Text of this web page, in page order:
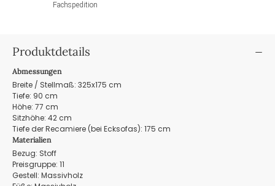
Fachspedition
Produktdetails
Abmessungen
Breite / Stellmaß: 325x175 cm
Tiefe: 90 cm
Höhe: 77 cm
Sitzhöhe: 42 cm
Tiefe der Recamiere (bei Ecksofas): 175 cm
Materialien
Bezug: Stoff
Preisgruppe: 11
Gestell: Massivholz